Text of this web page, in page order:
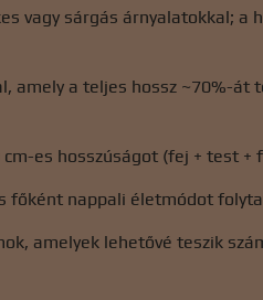
vagy sárgás árnyalatokkal; a
amely a teljes hossz ~70%-át
es hosszúságot (fej + test +
főként nappali életmódot
amelyek lehetővé teszik